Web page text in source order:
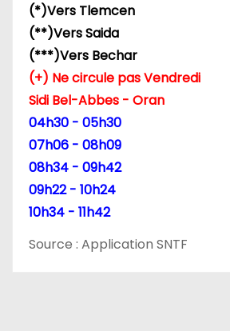
a
r
t
c
e
(*)Vers Tlemcen
(**)Vers Saida
(***)Vers Bechar
(+) Ne circule pas Vendredi
Sidi Bel-Abbes - Oran
04h30 - 05h30
07h06 - 08h09
08h34 - 09h42
09h22 - 10h24
10h34 - 11h42
Source : Application SNTF